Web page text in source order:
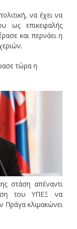
να έχει να
ως επικεφαλής
και περνάει η
τώρα η
στάση απέναντι
του ΥΠΕΞ να
Πράγα κλιμακώνει